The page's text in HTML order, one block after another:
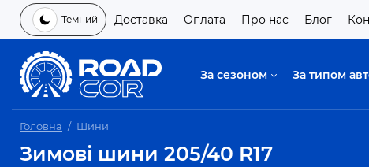
Темний Доставка Оплата Про нас Блог
За сезоном За типом
Головна Шини
Зимові шини 205/40 R17